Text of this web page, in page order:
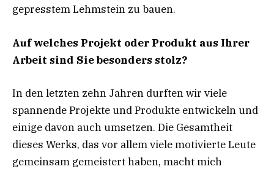
gepresstem Lehmstein zu bauen.
Auf welches Projekt oder Produkt aus Ihrer
Arbeit sind Sie besonders stolz?
In den letzten zehn Jahren durften wir viele
spannende Projekte und Produkte entwickeln und
einige davon auch umsetzen. Die Gesamtheit
dieses Werks, das vor allem viele motivierte Leute
gemeinsam gemeistert haben, macht mich